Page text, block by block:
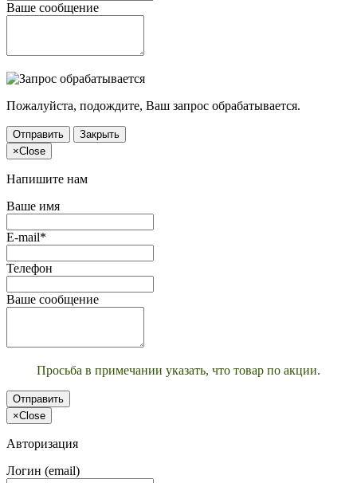
Ваше сообщение
Пожалуйста, подождите, Ваш запрос обрабатывается.
Отправить
Закрыть
×Close
Напишите нам
Ваше имя
E-mail*
Телефон
Ваше сообщение
Просьба в примечании указать, что товар по акции.
Отправить
×Close
Авторизация
Логин (email)